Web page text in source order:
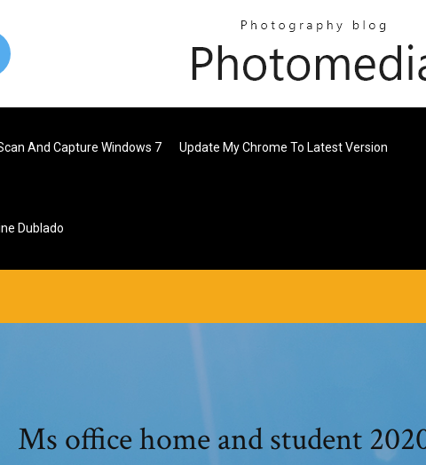
And Capture Windows 7 Update My Chrome To Latest Version
Dublado
Ms office home and student